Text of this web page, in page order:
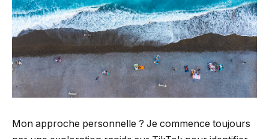
Mon approche personnelle ? Je commence toujours